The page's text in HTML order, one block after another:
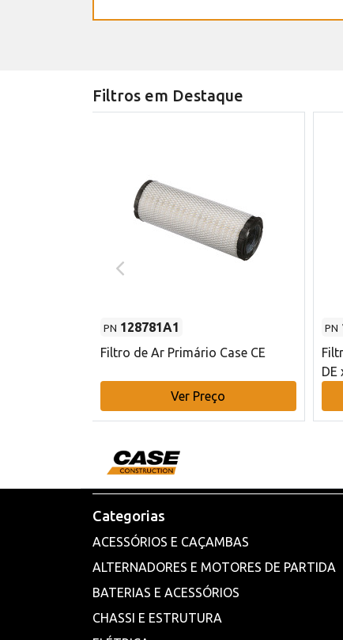
Filtros em Destaque
PN 128781A1
Filtro de Ar Primário Case CE
Ver Preço
PN
DE
Categorias
ACESSÓRIOS E CAÇAMBAS
ALTERNADORES E MOTORES DE PARTIDA
BATERIAS E ACESSÓRIOS
CHASSI E ESTRUTURA